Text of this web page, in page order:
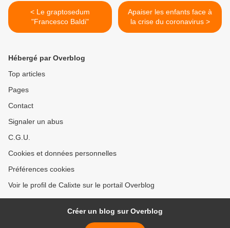
< Le graptosedum
"Francesco Baldi"
Apaiser les enfants face à
la crise du coronavirus >
Hébergé par Overblog
Top articles
Pages
Contact
Signaler un abus
C.G.U.
Cookies et données personnelles
Préférences cookies
Voir le profil de Calixte sur le portail Overblog
Créer un blog sur Overblog